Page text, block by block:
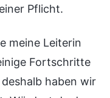
Pflicht.
meine Leiterin
Fortschritte
haben wir